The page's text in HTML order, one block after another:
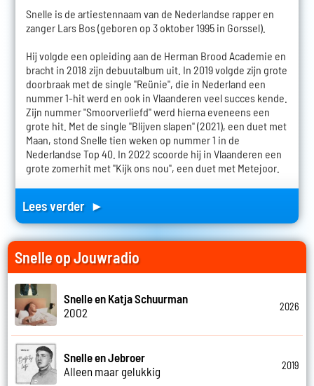
Snelle is de artiestennaam van de Nederlandse rapper en
zanger Lars Bos (geboren op 3 oktober 1995 in Gorssel).
Hij volgde een opleiding aan de Herman Brood Academie en
bracht in 2018 zijn debuutalbum uit. In 2019 volgde zijn grote
doorbraak met de single "Reünie", die in Nederland een
nummer 1-hit werd en ook in Vlaanderen veel succes kende.
Zijn nummer "Smoorverliefd" werd hierna eveneens een
grote hit. Met de single "Blijven slapen" (2021), een duet met
Maan, stond Snelle tien weken op nummer 1 in de
Nederlandse Top 40. In 2022 scoorde hij in Vlaanderen een
grote zomerhit met "Kijk ons nou", een duet met Metejoor.
Lees verder ►
Snelle op Jouwradio
Snelle en Katja Schuurman
2002
2026
Snelle en Jebroer
Alleen maar gelukkig
2019